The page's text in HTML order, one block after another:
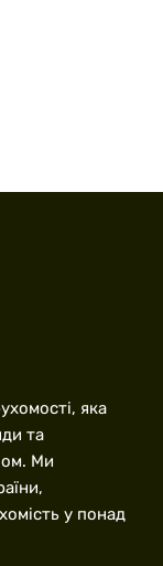
яка
та
Ми
у понад